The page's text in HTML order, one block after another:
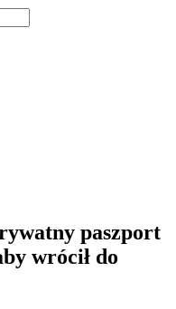
paszport
wrócił do